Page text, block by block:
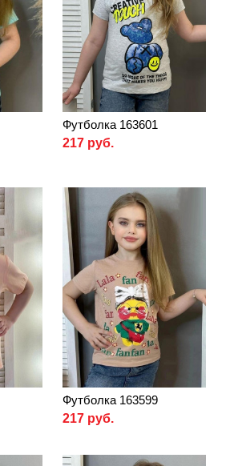
Футболка 163601
217 руб.
Футболка 163599
217 руб.